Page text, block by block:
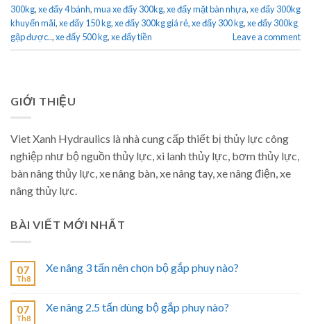
300kg,xe đẩy 4 bánh,mua xe đẩy 300kg,xe đẩy mặt bàn nhựa,xe đẩy 300kg
khuyến mãi,xe đẩy 150 kg,xe đẩy 300kg giá rẻ,xe đẩy 300 kg,xe đẩy 300kg
gập được..,xe đẩy 500 kg,xe đẩy tiền Leave a comment
GIỚI THIỆU
Viet Xanh Hydraulics là nhà cung cấp thiết bị thủy lực công
nghiệp như bộ nguồn thủy lực, xi lanh thủy lực, bơm thủy lực,
bàn nâng thủy lực, xe nâng bàn, xe nâng tay, xe nâng điện, xe
nâng thủy lực.
BÀI VIẾT MỚI NHẤT
07
Th8
Xe nâng 3 tấn nên chọn bộ gắp phuy nào?
07
Th8
Xe nâng 2.5 tấn dùng bộ gắp phuy nào?